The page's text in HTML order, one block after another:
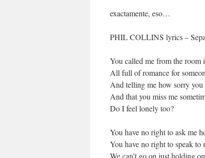
exactamente, eso…
PHIL COLLINS lyrics –
You called me from the room
All full of romance for
And telling me how sorry you
And that you miss me
Do I feel lonely too?
You have no right to ask me
You have no right to speak to
We can’t go on just holding